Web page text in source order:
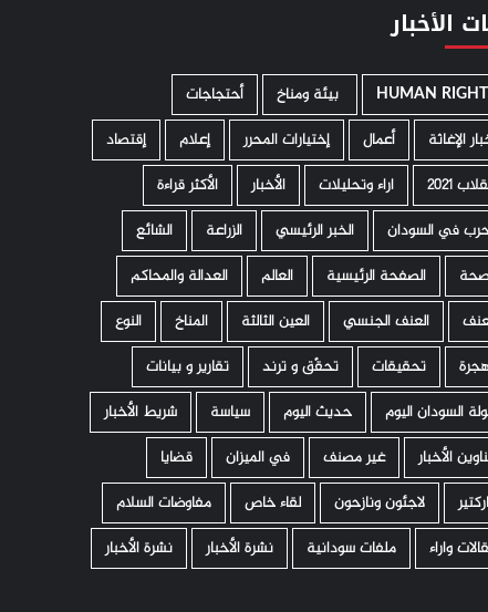
الأخبار
HUMAN ­ بيئة ومناخ
أحتجاجات
الإغاثة
أعمال إختيارات المحرر إعلام
إقتصاد
2021
اراء وتحليلات الأخبار
الأكثر قراءة
في السودان
الخبر الرئيسي الزراعة
الشائع
الصفحة الرئيسية العالم
العدالة والمحاكم
العنف الجنسي العين الثالثة المناخ
النوع
تحقيقات تحقّق و ترند
تقارير و بيانات
السودان اليوم
حديث اليوم سياسة
شريط الأخبار
الأخبار
غير مصنف في الميزان
قضايا
لاجئون ونازحون لقاء خاص
مفاوضات السلام
واراء
ملفات سودانية نشرة الأخبار نشرة الأخبار